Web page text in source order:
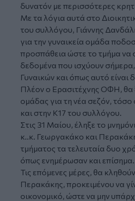
δυνατόν με περισσότερες
Με τα λόγια αυτά στο
του συλλόγου, Γιάννης
για την γυναικεία ομάδα
προσπάθεια ώστε το τμήμα να
δεδομένα που ισχύουν
Γυναικών και όπως αυτό είναι
Πλέον ο Ερασιτέχνης ΟΦΗ, θα
ομάδας για τη νέα σεζόν,
και στην Κ17 του συλλόγου.
Στις 31 Μαίου, έληξε το
κ..κ. Γεωργακάκο και
τμήματος τα τελευταία δυο
όπως ενημέρωσαν και επίσημα.
Τις επόμενες μέρες, θα
Περακάκης, προκειμένου να
οικονομικό, ώστε να μην